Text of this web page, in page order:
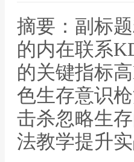
摘要：副标
的内在联系
的关键指标
色生存意识
击杀忽略生
法教学提升